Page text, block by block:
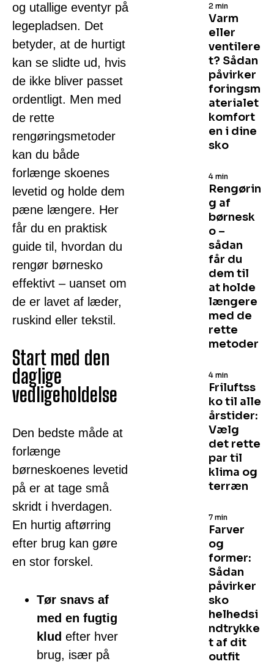
og utallige eventyr på
legepladsen. Det
betyder, at de hurtigt
kan se slidte ud, hvis
de ikke bliver passet
ordentligt. Men med
de rette
rengøringsmetoder
kan du både
forlænge skoenes
levetid og holde dem
pæne længere. Her
får du en praktisk
guide til, hvordan du
rengør børnesko
effektivt – uanset om
de er lavet af læder,
ruskind eller tekstil.
Start med den
daglige
vedligeholdelse
Den bedste måde at
forlænge
børneskoenes levetid
på er at tage små
skridt i hverdagen.
En hurtig aftørring
efter brug kan gøre
en stor forskel.
Tør snavs af
med en fugtig
klud efter hver
brug, især på
Varm
eller
ventilere
t? Sådan
påvirker
foringsm
aterialet
komfort
en i dine
sko
2 min
Rengørin
g af
børnesk
o –
sådan
får du
dem til
at holde
længere
med de
rette
metoder
4 min
Friluftss
ko til alle
årstider:
Vælg
det rette
par til
klima og
terræn
4 min
Farver
og
former:
Sådan
påvirker
sko
helhedsi
ndtrykke
t af dit
outfit
7 min